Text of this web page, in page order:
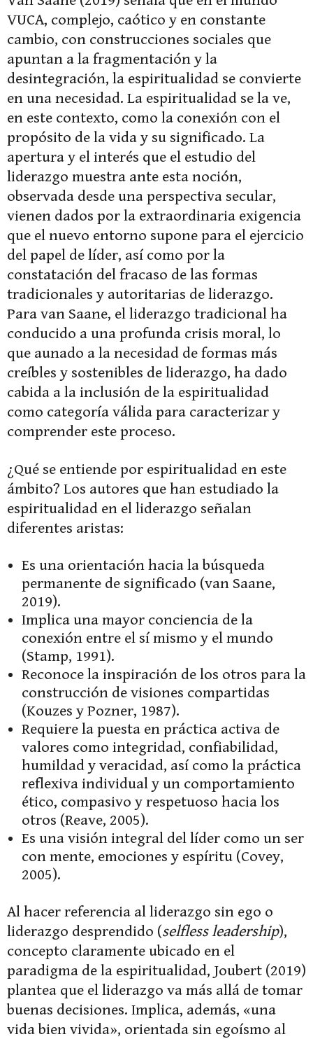
VUCA, complejo, caótico y en constante
cambio, con construcciones sociales que
apuntan a la fragmentación y la
desintegración, la espiritualidad se convierte
en una necesidad. La espiritualidad se la ve,
en este contexto, como la conexión con el
propósito de la vida y su significado. La
apertura y el interés que el estudio del
liderazgo muestra ante esta noción,
observada desde una perspectiva secular,
vienen dados por la extraordinaria exigencia
que el nuevo entorno supone para el ejercicio
del papel de líder, así como por la
constatación del fracaso de las formas
tradicionales y autoritarias de liderazgo.
Para van Saane, el liderazgo tradicional ha
conducido a una profunda crisis moral, lo
que aunado a la necesidad de formas más
creíbles y sostenibles de liderazgo, ha dado
cabida a la inclusión de la espiritualidad
como categoría válida para caracterizar y
comprender este proceso.
¿Qué se entiende por espiritualidad en este
ámbito? Los autores que han estudiado la
espiritualidad en el liderazgo señalan
diferentes aristas:
Es una orientación hacia la búsqueda
permanente de significado (van Saane,
2019).
Implica una mayor conciencia de la
conexión entre el sí mismo y el mundo
(Stamp, 1991).
Reconoce la inspiración de los otros para la
construcción de visiones compartidas
(Kouzes y Pozner, 1987).
Requiere la puesta en práctica activa de
valores como integridad, confiabilidad,
humildad y veracidad, así como la práctica
reflexiva individual y un comportamiento
ético, compasivo y respetuoso hacia los
otros (Reave, 2005).
Es una visión integral del líder como un ser
con mente, emociones y espíritu (Covey,
2005).
Al hacer referencia al liderazgo sin ego o
liderazgo desprendido (selfless leadership),
concepto claramente ubicado en el
paradigma de la espiritualidad, Joubert (2019)
plantea que el liderazgo va más allá de tomar
buenas decisiones. Implica, además, «una
vida bien vivida», orientada sin egoísmo al